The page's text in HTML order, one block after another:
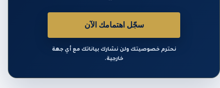
سجّل اهتمامك الآن
نحترم خصوصيتك ولن نشارك بياناتك مع أي جهة
خارجية.